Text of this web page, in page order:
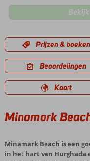
Prijzen & boeken
Beoordelingen
Kaart
Minamark
Minamark Beach is een
in het hart van Hurghada